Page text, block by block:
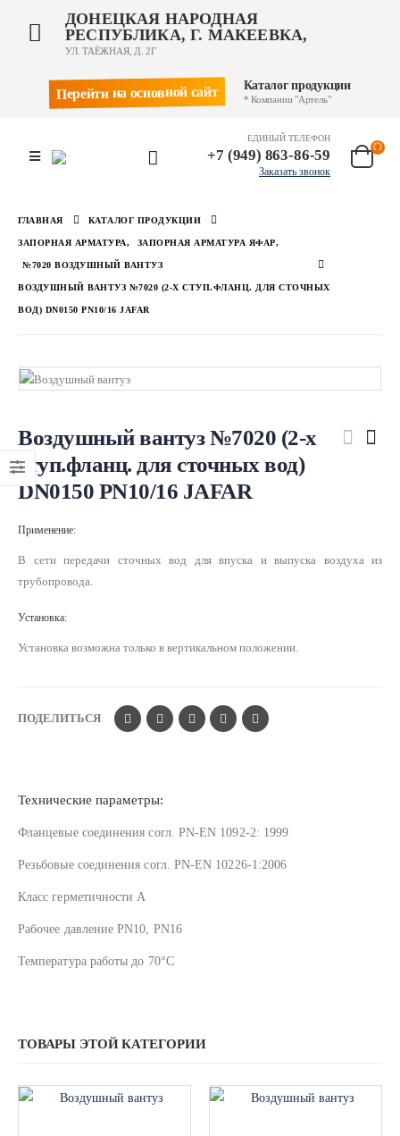
ДОНЕЦКАЯ НАРОДНАЯ
РЕСПУБЛИКА, Г. МАКЕЕВКА,
УЛ. ТАЁЖНАЯ, Д. 2Г
Перейти на основной сайт Каталог продукции
* Компании "Артель"
ЕДИНЫЙ ТЕЛЕФОН
+7 (949) 863-86-59
Заказать звонок
ГЛАВНАЯ КАТАЛОГ ПРОДУКЦИИ
ЗАПОРНАЯ АРМАТУРА, ЗАПОРНАЯ АРМАТУРА ЯФАР,
№7020 ВОЗДУШНЫЙ ВАНТУЗ
ВОЗДУШНЫЙ ВАНТУЗ №7020 (2-Х СТУП.ФЛАНЦ. ДЛЯ СТОЧНЫХ
ВОД) DN0150 PN10/16 JAFAR
Воздушный вантуз №7020 (2-х
ступ.фланц. для сточных вод)
DN0150 PN10/16 JAFAR
Применение:
В сети передачи сточных вод для впуска и выпуска воздуха из
трубопровода.
Установка:
Установка возможна только в вертикальном положении.
ПОДЕЛИТЬСЯ
Технические параметры:
Фланцевые соединения согл. PN-EN 1092-2: 1999
Резьбовые соединения согл. PN-EN 10226-1:2006
Класс герметичности А
Рабочее давление PN10, PN16
Температура работы до 70°C
ТОВАРЫ ЭТОЙ КАТЕГОРИИ